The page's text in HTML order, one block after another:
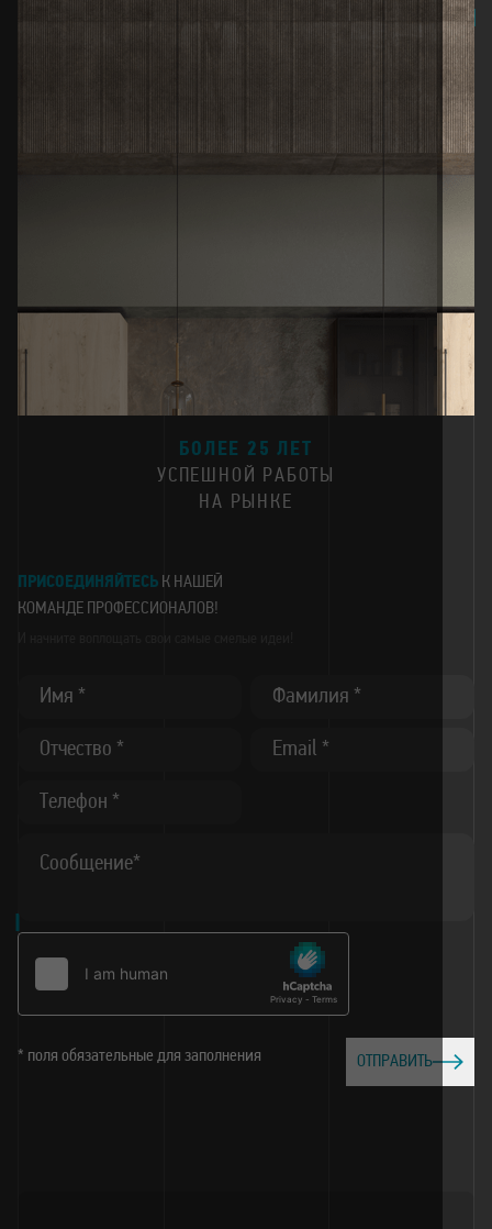
25
БОЛЕЕ 25 ЛЕТ
УСПЕШНОЙ РАБОТЫ
НА РЫНКЕ
ПРИСОЕДИНЯЙТЕСЬ К НАШЕЙ
КОМАНДЕ ПРОФЕССИОНАЛОВ!
* поля обязательные для заполнения ОТПРАВИТЬ